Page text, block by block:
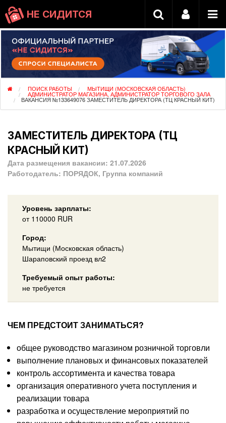
НЕ СИДИТСЯ
ПОИСК РАБОТЫ МЫТИЩИ (МОСКОВСКАЯ ОБЛАСТЬ)
АДМИНИСТРАТОР МАГАЗИНА, АДМИНИСТРАТОР ТОРГОВОГО ЗАЛА
ВАКАНСИЯ №133649076 ЗАМЕСТИТЕЛЬ ДИРЕКТОРА (ТЦ КРАСНЫЙ КИТ)
ЗАМЕСТИТЕЛЬ ДИРЕКТОРА (ТЦ
КРАСНЫЙ КИТ)
Дата размещения вакансии: 21.07.2026
Работодатель: ПОРЯДОК, Группа компаний
Уровень зарплаты:
от 110000 RUR
Город:
Мытищи (Московская область)
Шараповский проезд вл2
Требуемый опыт работы:
не требуется
ЧЕМ ПРЕДСТОИТ ЗАНИМАТЬСЯ?
общее руководство магазином розничной торговли
выполнение плановых и финансовых показателей
контроль ассортимента и качества товара
организация оперативного учета поступления и
реализации товара
разработка и осуществление мероприятий по